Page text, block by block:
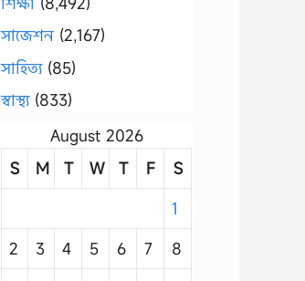
সাজেশন (2,167)
সাহিত্য(85)
স্বাস্থ্য(833)
August 2026
S
M T W T F
S
1
2
3 4 5 6 7
8